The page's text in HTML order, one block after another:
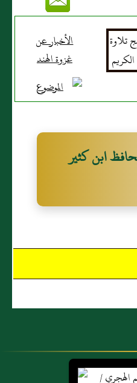
الأخبار عن
غزوة الهند
ابن كثير